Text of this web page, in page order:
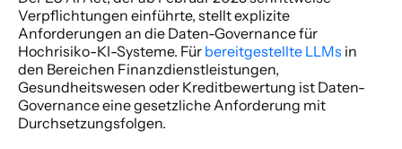
Verpflichtungen einführte, stellt explizite
Anforderungen an die Daten-Governance für
Hochrisiko-KI-Systeme. Für bereitgestellte LLMs in
den Bereichen Finanzdienstleistungen,
Gesundheitswesen oder Kreditbewertung ist Daten-
Governance eine gesetzliche Anforderung mit
Durchsetzungsfolgen.